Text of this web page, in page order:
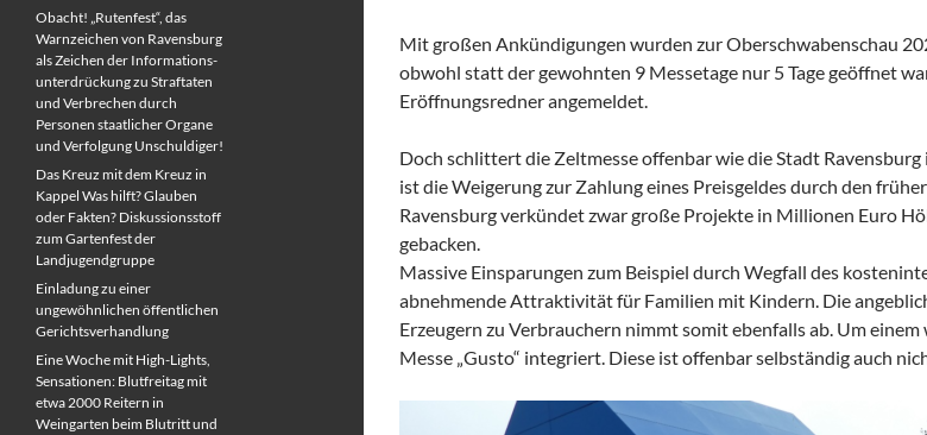
Mit großen Ankündigungen wurden zur Oberschwabenschau
obwohl statt der gewohnten 9 Messetage nur 5 Tage geöffnet
Eröffnungsredner angemeldet.
Doch schlittert die Zeltmesse offenbar wie die Stadt
ist die Weigerung zur Zahlung eines Preisgeldes durch den
Ravensburg verkündet zwar große Projekte in Millionen Euro
gebacken.
Massive Einsparungen zum Beispiel durch Wegfall des
abnehmende Attraktivität für Familien mit Kindern. Die
Erzeugern zu Verbrauchern nimmt somit ebenfalls ab. Um
Messe „Gusto“ integriert. Diese ist offenbar selbständig auch
Obacht! „Rutenfest“, das
Warnzeichen von Ravensburg
als Zeichen der Informations-
unterdrückung zu Straftaten
und Verbrechen durch
Personen staatlicher Organe
und Verfolgung Unschuldiger!
Das Kreuz mit dem Kreuz in
Kappel Was hilft? Glauben
oder Fakten? Diskussionsstoff
zum Gartenfest der
Landjugendgruppe
Einladung zu einer
ungewöhnlichen öffentlichen
Gerichtsverhandlung
Eine Woche mit High-Lights,
Sensationen: Blutfreitag mit
etwa 2000 Reitern in
Weingarten beim Blutritt und